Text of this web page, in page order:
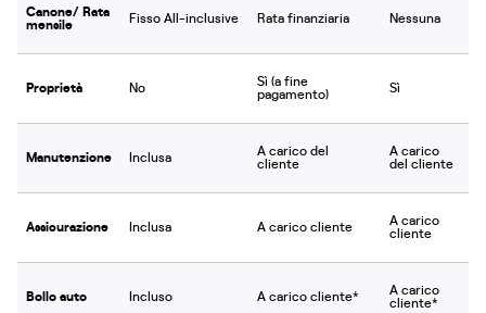
Canone/ Rata
mensile Fisso All-inclusive Rata finanziaria Nessuna
Proprietà No Sì (a fine
pagamento) Sì
Manutenzione Inclusa A carico del
cliente
A carico
del cliente
Assicurazione Inclusa A carico cliente A carico
cliente
Bollo auto Incluso A carico cliente* A carico
cliente*